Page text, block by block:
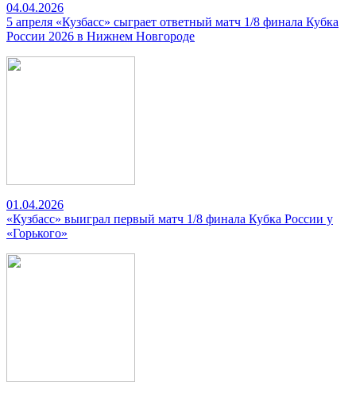
04.04.2026
5 апреля «Кузбасс» сыграет ответный матч 1/8 финала Кубка
России 2026 в Нижнем Новгороде
01.04.2026
«Кузбасс» выиграл первый матч 1/8 финала Кубка России у
«Горького»